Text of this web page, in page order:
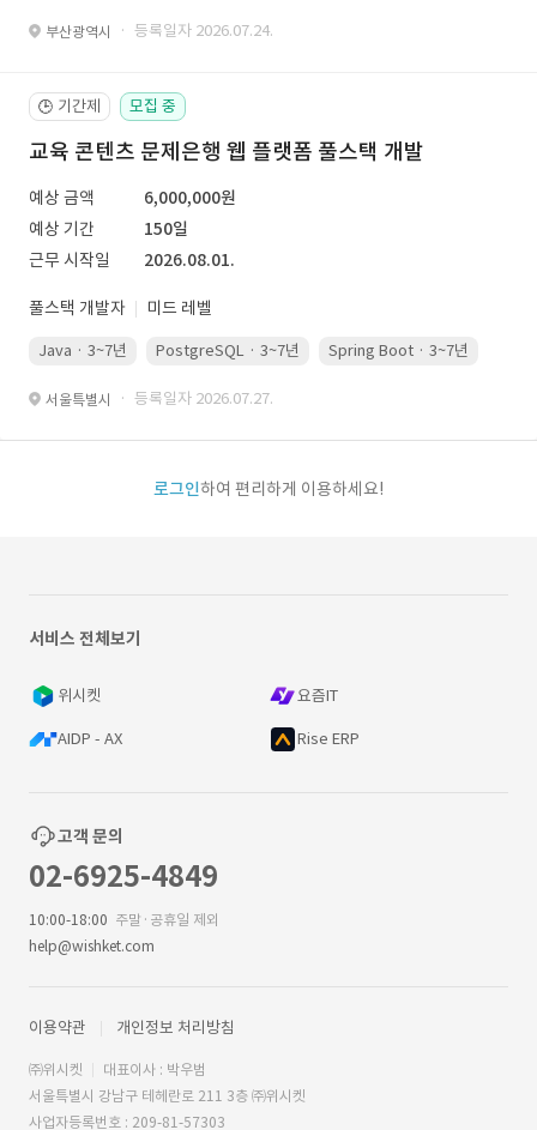
부산광역시 · 등록일자 2026.07.24.
🕒 기간제 모집 중
교육 콘텐츠 문제은행 웹 플랫폼 풀스택 개발
예상 금액
6,000,000원
예상 기간
150일
근무 시작일
2026.08.01.
풀스택 개발자 미드 레벨
Java · 3~7년 PostgreSQL · 3~7년 Spring Boot · 3~7년
서울특별시 · 등록일자 2026.07.27.
로그인하여 편리하게 이용하세요!
서비스 전체보기
위시켓 요즘IT
AIDP - AX Rise ERP
고객 문의
02-6925-4849
10:00-18:00 주말·공휴일 제외
help@wishket.com
이용약관 개인정보 처리방침
㈜위시켓
대표이사 : 박우범
서울특별시 강남구 테헤란로 211 3층 ㈜위시켓
사업자등록번호 : 209-81-57303